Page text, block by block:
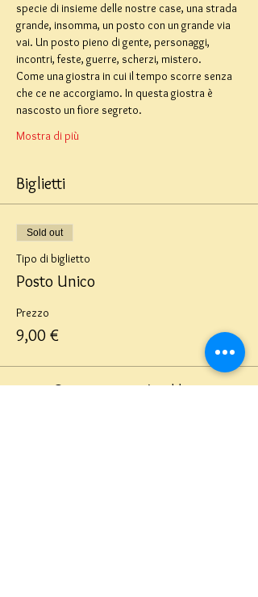
specie di insieme delle nostre case, una strada
grande, insomma, un posto con un grande via
vai. Un posto pieno di gente, personaggi,
incontri, feste, guerre, scherzi, mistero.
Come una giostra in cui il tempo scorre senza
che ce ne accorgiamo. In questa giostra è
nascosto un fiore segreto.
Mostra di più
Biglietti
Sold out
Tipo di biglietto
Posto Unico
Prezzo
9,00 €
Questo evento è sold out